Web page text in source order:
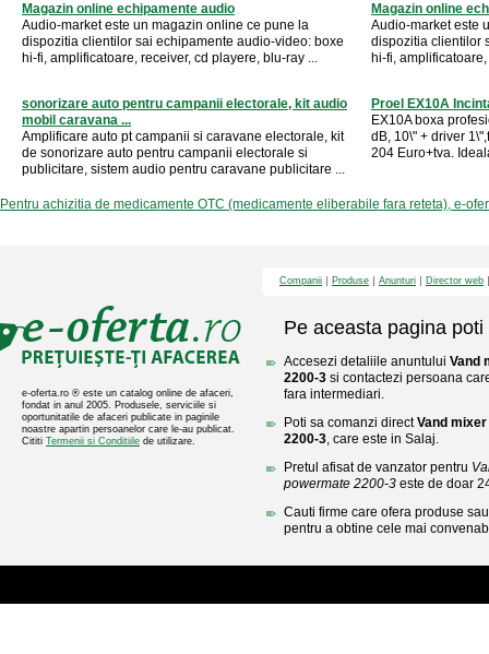
Magazin online echipamente audio
Audio-market este un magazin online ce pune la
dispozitia clientilor sai echipamente audio-video: boxe
hi-fi, amplificatoare, receiver, cd playere, blu-ray ...
Magazin online
Audio-market este
dispozitia clientilor
hi-fi,
sonorizare auto pentru campanii electorale, kit audio
mobil caravana ...
Amplificare auto pt campanii si caravane electorale, kit
de sonorizare auto pentru campanii electorale si
publicitare, sistem audio pentru caravane publicitare ...
Proel EX10A
EX10A boxa
dB, 10\" + driver
204 Euro+tva.
Pentru achizitia de medicamente OTC (medicamente eliberabile fara reteta), e-
e-oferta.ro ® este un catalog online de afaceri,
fondat in anul 2005. Produsele, serviciile si
oportunitatile de afaceri publicate in paginile
noastre apartin persoanelor care le-au publicat.
Cititi Termenii si Conditiile de utilizare.
Companii Produse Anunturi Director web
Pe aceasta pagina poti
Accesezi detaliile anuntului Vand
2200-3 si contactezi persoana
fara intermediari.
Poti sa comanzi directVand
2200-3, care este in Salaj.
Pretul afisat de vanzator pentru
powermate 2200-3 este de doar
Cauti firme care ofera produse
pentru a obtine cele mai